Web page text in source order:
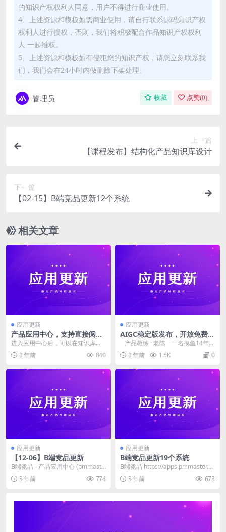
的知识产权权利人同意，用户不得进行商业使用。
4、上述资源和模板如需商业使用，请自行联系源码知识产权
权利人进行授权，否则，我们将积极配合作品知识产权权利
人 一起维权。
5、上述资源和模板如有侵犯您的知识产权，请您立刻联系我
们，我们会在24小时内做删除下架处理。
管理员 收藏 点赞(0)
上一篇
【课程发布】结构化产品知识库设计
下一篇
【02-15】B端竞品更新12个系统
相关文章
应用更新
产品应用中心，支持直接阅读
知识库
进入应用中心后，可以在知识库目
录下，看到所有的知识库 点击可以
直接阅读，不需要跳...
3 年前 840
应用更新
AIGC稳定版发布，开放免费不
限次数使用，新增生成时序图
产品教练 · 老陈 一名摸鱼14年的
35+产品经...
3 年前 1.5K 0
应用更新
【12-06】B端竞品更新
B端竞品 - 产品应用中心 (pmmaste
r.co) 多功能的后台框架模板 企...
3 年前 774
应用更新
B端竞品更新19个系统
B端竞品 https://apps.pmmaster.c
c/competitor...
3 年前 673